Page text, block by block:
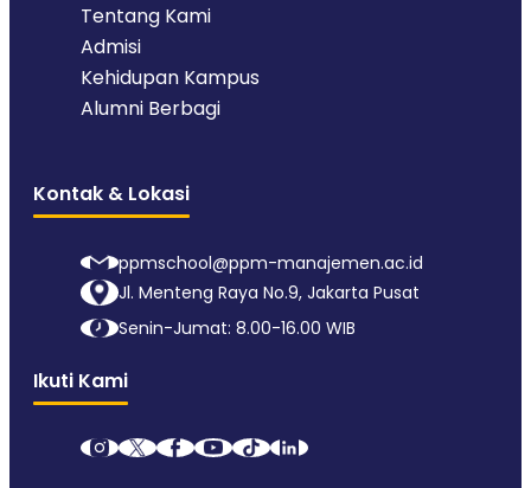
Tentang Kami
Admisi
Kehidupan Kampus
Alumni Berbagi
Kontak & Lokasi
ppmschool@ppm-manajemen.ac.id
Jl. Menteng Raya No.9, Jakarta Pusat
Senin-Jumat: 8.00-16.00 WIB
Ikuti Kami